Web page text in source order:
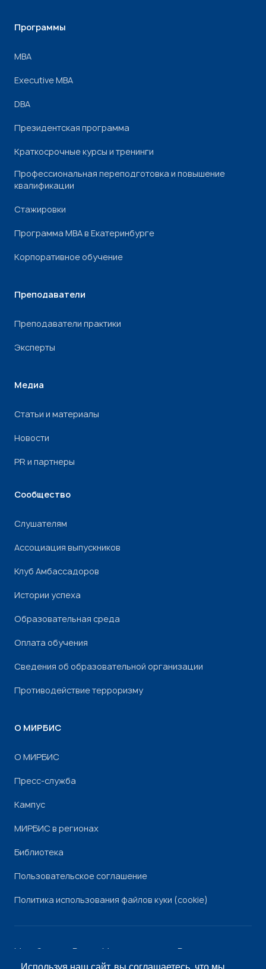
Программы
МВА
Executive MBA
DBA
Президентская программа
Краткосрочные курсы и тренинги
Профессиональная переподготовка и повышение
квалификации
Стажировки
Программа МВА в Екатеринбурге
Корпоративное обучение
Преподаватели
Преподаватели практики
Эксперты
Медиа
Статьи и материалы
Новости
PR и партнеры
Сообщество
Слушателям
Ассоциация выпускников
Клуб Амбассадоров
Истории успеха
Образовательная среда
Оплата обучения
Сведения об образовательной организации
Противодействие терроризму
О МИРБИС
О МИРБИС
Пресс-служба
Кампус
МИРБИС в регионах
Библиотека
Пользовательское соглашение
Политика использования файлов куки (cookie)
Минобрнауки России Минпросвещения России
РоскомнадзорРособрнадзор